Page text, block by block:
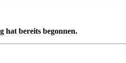
hat bereits begonnen.